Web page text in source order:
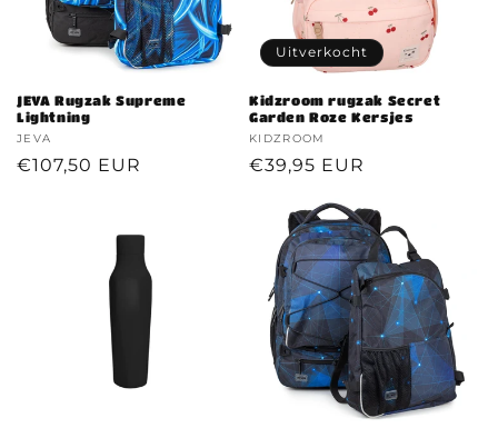
JEVA Rugzak Supreme
Lightning
Verkoper:
JEVA
Normale
€107,50 EUR
Uitverkocht
Kidzroom rugzak Secret
Garden Roze Kersjes
Verkoper:
KIDZROOM
Normale
€39,95 EUR